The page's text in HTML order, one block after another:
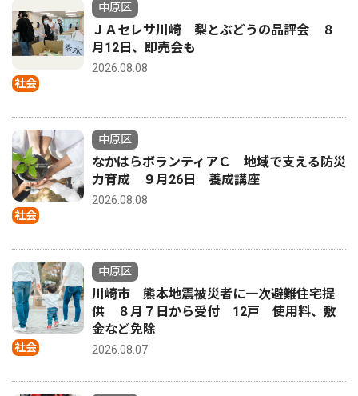
社会
中原区
ＪＡセレサ川崎 梨とぶどうの品評会 ８
月12日、即売会も
2026.08.08
社会
中原区
なかはらボランティアＣ 地域で支える防災
力育成 ９月26日 養成講座
2026.08.08
社会
中原区
川崎市 熊本地震被災者に一次避難住宅提
供 ８月７日から受付 12戸 使用料、敷
金など免除
2026.08.07